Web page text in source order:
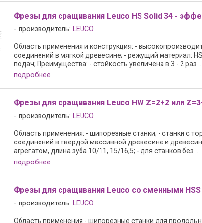
Фрезы для сращивания Leuco HS Solid 34 -
производитель: LEUCO
Область применения и конструкция: -
соединений в мягкой древесине; - режущий материал:
подач; Преимущества: - стойкость увеличена в 3 - 2 раз ...
подробнее
Фрезы для сращивания Leuco HW Z=2+2 или
производитель: LEUCO
Область применения: - шипорезные станки; - станки с
соединений в твердой массивной древесине и
агрегатом, длина зуба 10/11, 15/16,5; - для станков без ...
подробнее
Фрезы для сращивания Leuco со сменными
производитель: LEUCO
Область применения - шипорезные станки для